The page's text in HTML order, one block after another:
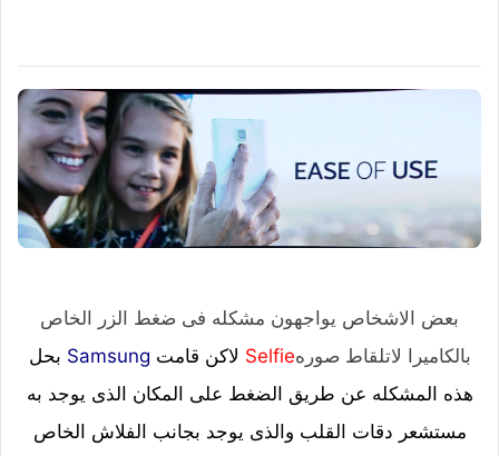
بعض الاشخاص يواجهون مشكله فى ضغط الزر الخاص
بالكاميرا لاتلقاط صورهSelfie لاكن قامت Samsung بحل
هذه المشكله عن طريق الضغط على المكان الذى يوجد به
مستشعر دقات القلب والذى يوجد بجانب الفلاش الخاص